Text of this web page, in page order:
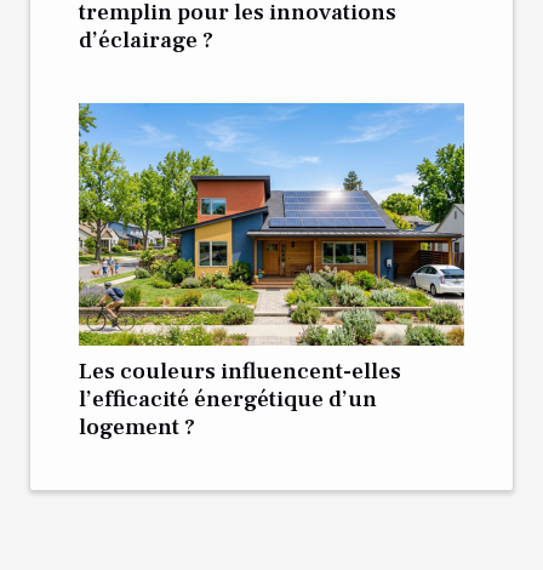
tremplin pour les innovations
d’éclairage ?
Les couleurs influencent-elles
l’efficacité énergétique d’un
logement ?